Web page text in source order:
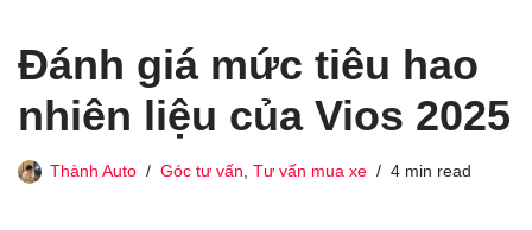
Đánh giá mức tiêu hao
nhiên liệu của Vios 2025
Thành Auto Góc tư vấn, Tư vấn mua xe 4 min read